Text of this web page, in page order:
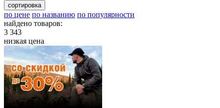
сортировка
по цене по названию по популярности
найдено товаров:
3 343
низкая цена